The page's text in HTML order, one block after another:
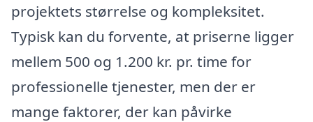
projektets størrelse og kompleksitet.
Typisk kan du forvente, at priserne ligger
mellem 500 og 1.200 kr. pr. time for
professionelle tjenester, men der er
mange faktorer, der kan påvirke